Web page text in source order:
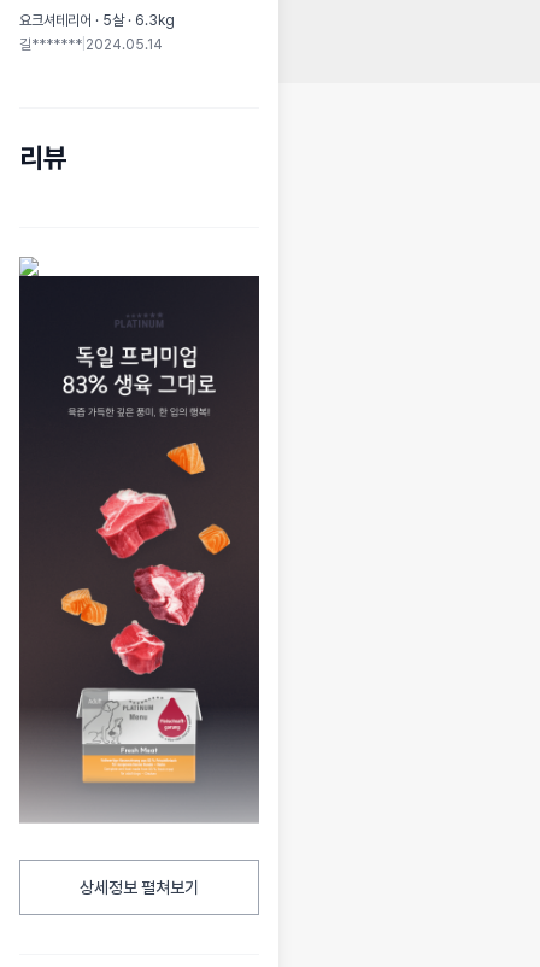
요크셔테리어 · 5살 · 6.3kg
길******* 2024.05.14
리뷰
상세정보 펼쳐보기